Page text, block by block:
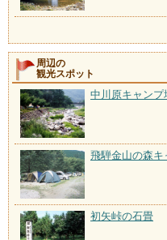
周辺の
観光スポット
中川原キャンプ
飛騨金山の森キ
初矢峠の石畳